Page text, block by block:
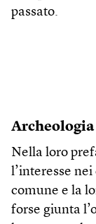
passato.
Nella loro
l’interesse
comune e la
forse giunta